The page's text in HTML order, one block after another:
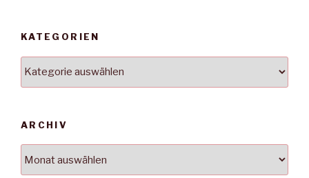
KATEGORIEN
ARCHIV